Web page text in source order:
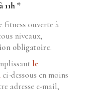
11h *
fitness ouverte à
niveaux,
obligatoire.
le
ci-dessous en moins
adresse e-mail,